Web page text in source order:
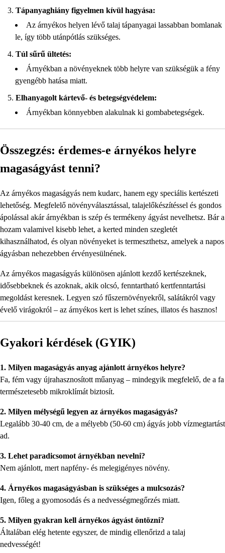
Tápanyaghiány figyelmen kívül hagyása:
Az árnyékos helyen lévő talaj tápanyagai lassabban bomlanak
le, így több utánpótlás szükséges.
Túl sűrű ültetés:
Árnyékban a növényeknek több helyre van szükségük a fény
gyengébb hatása miatt.
Elhanyagolt kártevő- és betegségvédelem:
Árnyékban könnyebben alakulnak ki gombabetegségek.
Összegzés: érdemes-e árnyékos helyre
magaságyást tenni?
Az árnyékos magaságyás nem kudarc, hanem egy speciális kertészeti
lehetőség. Megfelelő növényválasztással, talajelőkészítéssel és gondos
ápolással akár árnyékban is szép és termékeny ágyást nevelhetsz. Bár a
hozam valamivel kisebb lehet, a kerted minden szegletét
kihasználhatod, és olyan növényeket is termeszthetsz, amelyek a napos
ágyásban nehezebben érvényesülnének.
Az árnyékos magaságyás különösen ajánlott kezdő kertészeknek,
idősebbeknek és azoknak, akik olcsó, fenntartható kertfenntartási
megoldást keresnek. Legyen szó fűszernövényekről, salátákról vagy
évelő virágokról – az árnyékos kert is lehet színes, illatos és hasznos!
Gyakori kérdések (GYIK)
1. Milyen magaságyás anyag ajánlott árnyékos helyre?
Fa, fém vagy újrahasznosított műanyag – mindegyik megfelelő, de a fa
természetesebb mikroklímát biztosít.
2. Milyen mélységű legyen az árnyékos magaságyás?
Legalább 30-40 cm, de a mélyebb (50-60 cm) ágyás jobb vízmegtartást
ad.
3. Lehet paradicsomot árnyékban nevelni?
Nem ajánlott, mert napfény- és melegigényes növény.
4. Árnyékos magaságyásban is szükséges a mulcsozás?
Igen, főleg a gyomosodás és a nedvességmegőrzés miatt.
5. Milyen gyakran kell árnyékos ágyást öntözni?
Általában elég hetente egyszer, de mindig ellenőrizd a talaj
nedvességét!